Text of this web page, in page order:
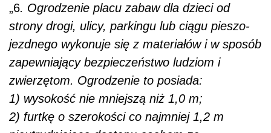
„6. Ogrodzenie placu zabaw dla dzieci od
strony drogi, ulicy, parkingu lub ciągu pieszo-
jezdnego wykonuje się z materiałów i w sposób
zapewniający bezpieczeństwo ludziom i
zwierzętom. Ogrodzenie to posiada:
1) wysokość nie mniejszą niż 1,0 m;
2) furtkę o szerokości co najmniej 1,2 m